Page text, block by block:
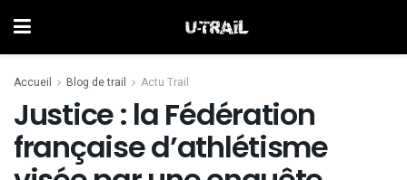
Accueil Blog de trail Actu Trail
Justice : la Fédération
française d’athlétisme